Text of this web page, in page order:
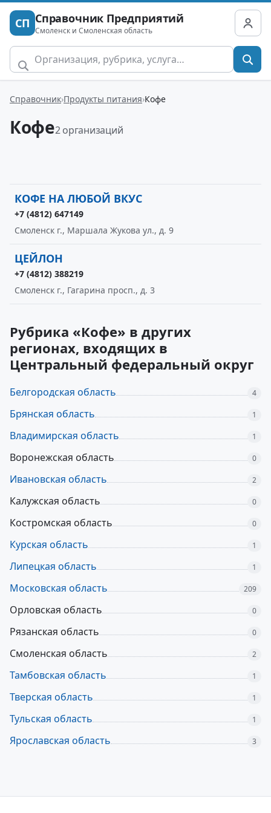
СП Справочник Предприятий
Смоленск и Смоленская область
Справочник Продукты питания Кофе
Кофе2 организаций
КОФЕ НА ЛЮБОЙ ВКУС
+7 (4812) 647149
Смоленск г., Маршала Жукова ул., д. 9
ЦЕЙЛОН
+7 (4812) 388219
Смоленск г., Гагарина просп., д. 3
Рубрика «Кофе» в других
регионах, входящих в
Центральный федеральный округ
Белгородская область 4
Брянская область 1
Владимирская область 1
Воронежская область 0
Ивановская область 2
Калужская область 0
Костромская область 0
Курская область 1
Липецкая область 1
Московская область 209
Орловская область 0
Рязанская область 0
Смоленская область 2
Тамбовская область 1
Тверская область 1
Тульская область 1
Ярославская область 3